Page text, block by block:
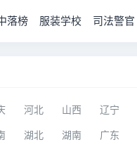
落榜 服装学校 司法警官
河北 山西 辽宁
湖北 湖南 广东